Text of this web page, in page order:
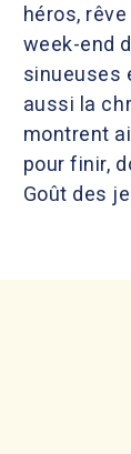
héros,
week-end
sinueuses
aussi la
montrent
pour finir,
Goût des